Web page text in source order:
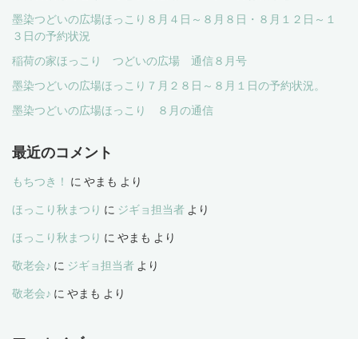
墨染つどいの広場ほっこり８月４日～８月８日・８月１２日～１
３日の予約状況
稲荷の家ほっこり つどいの広場 通信８月号
墨染つどいの広場ほっこり７月２８日～８月１日の予約状況。
墨染つどいの広場ほっこり ８月の通信
最近のコメント
もちつき！ に やまも より
ほっこり秋まつり に ジギョ担当者 より
ほっこり秋まつり に やまも より
敬老会♪ に ジギョ担当者 より
敬老会♪ に やまも より